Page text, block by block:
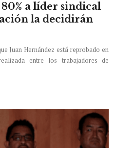
a líder sindical
la decidirán
Juan Hernández está reprobado en
entre los trabajadores de